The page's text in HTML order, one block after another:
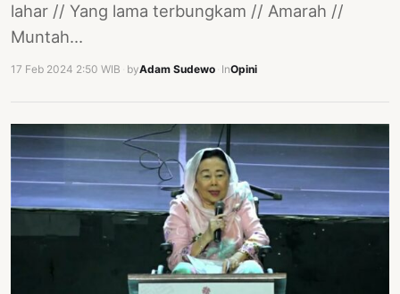
lahar // Yang lama terbungkam // Amarah //
Muntah…
17 Feb 2024 2:50 WIB byAdam Sudewo InOpini